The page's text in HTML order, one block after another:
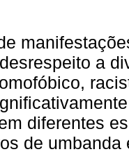
a
diferentes
de